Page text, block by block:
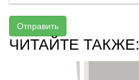
Отправить
ЧИТАЙТЕ ТАКЖЕ: